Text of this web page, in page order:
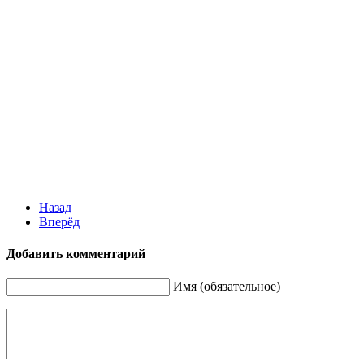
Назад
Вперёд
Добавить комментарий
Имя (обязательное)